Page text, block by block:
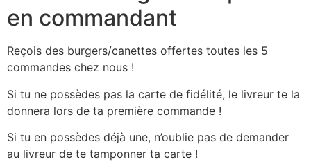
en commandant
Reçois des burgers/canettes offertes toutes les 5
commandes chez nous !
Si tu ne possèdes pas la carte de fidélité, le livreur te la
donnera lors de ta première commande !
Si tu en possèdes déjà une, n’oublie pas de demander
au livreur de te tamponner ta carte !